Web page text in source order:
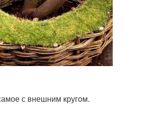
с внешним кругом.